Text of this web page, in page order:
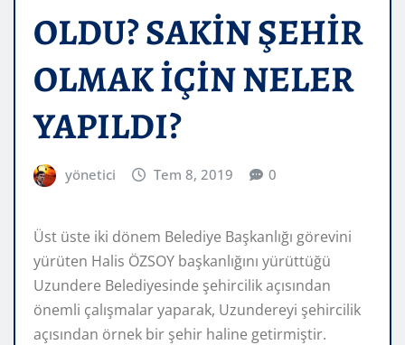
OLDU? SAKİN ŞEHİR
OLMAK İÇİN NELER
YAPILDI?
yönetici Tem 8, 2019 0
Üst üste iki dönem Belediye Başkanlığı görevini
yürüten Halis ÖZSOY başkanlığını yürüttüğü
Uzundere Belediyesinde şehircilik açısından
önemli çalışmalar yaparak, Uzundereyi şehircilik
açısından örnek bir şehir haline getirmiştir.